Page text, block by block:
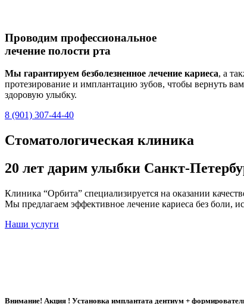
Проводим профессиональное
лечение полости рта
Мы гарантируем безболезненное лечение кариеса, а
протезирование и имплантацию зубов, чтобы вернуть
здоровую улыбку.
8 (901) 307-44-40
Стоматологическая клиника
20 лет дарим улыбки Санкт-
Клиника “Орбита” специализируется на оказании
Мы предлагаем эффективное лечение кариеса без боли,
Наши услуги
Внимание! Акция ! Установка имплантата дентиум +